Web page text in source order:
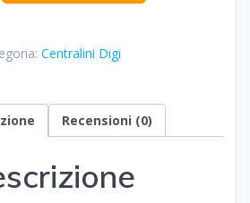
Centralini Digi
Recensioni (0)